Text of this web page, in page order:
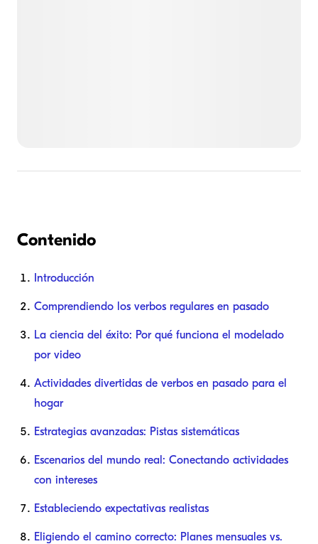
Contenido
Introducción
Comprendiendo los verbos regulares en pasado
La ciencia del éxito: Por qué funciona el modelado
por video
Actividades divertidas de verbos en pasado para el
hogar
Estrategias avanzadas: Pistas sistemáticas
Escenarios del mundo real: Conectando actividades
con intereses
Estableciendo expectativas realistas
Eligiendo el camino correcto: Planes mensuales vs.